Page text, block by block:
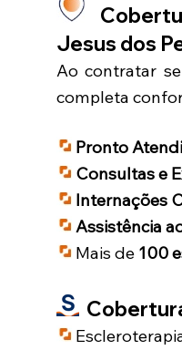
Jesus dos
Ao contratar
completa
Pronto
Consultas e
Internações
Assistência
Mais de 100